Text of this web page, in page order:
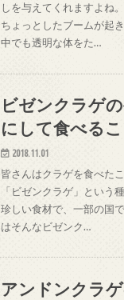
しを与えてくれますよね
ちょっとしたブームが起
中でも透明な体をた…
ビゼンクラゲ
にして食べる
2018.11.01
皆さんはクラゲを食べた
「ビゼンクラゲ」という
珍しい食材で、一部の国
はそんなビゼンク…
アンドンクラ